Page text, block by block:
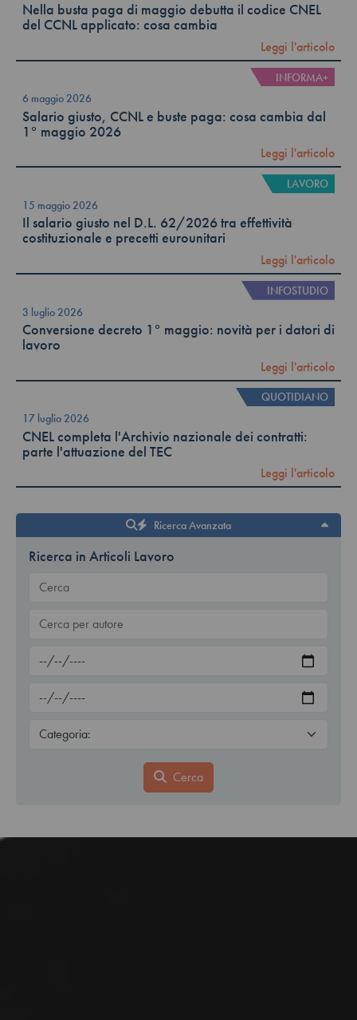
Nella busta paga di maggio debutta il codice CNEL
del CCNL applicato: cosa cambia
Leggi l'articolo
INFORMA+
6 maggio 2026
Salario giusto, CCNL e buste paga: cosa cambia dal
1° maggio 2026
Leggi l'articolo
LAVORO
15 maggio 2026
Il salario giusto nel D.L. 62/2026 tra effettività
costituzionale e precetti eurounitari
Leggi l'articolo
INFOSTUDIO
3 luglio 2026
Conversione decreto 1° maggio: novità per i datori di
lavoro
Leggi l'articolo
QUOTIDIANO
17 luglio 2026
CNEL completa l'Archivio nazionale dei contratti:
parte l'attuazione del TEC
Leggi l'articolo
Ricerca Avanzata
Ricerca in Articoli Lavoro
Cerca